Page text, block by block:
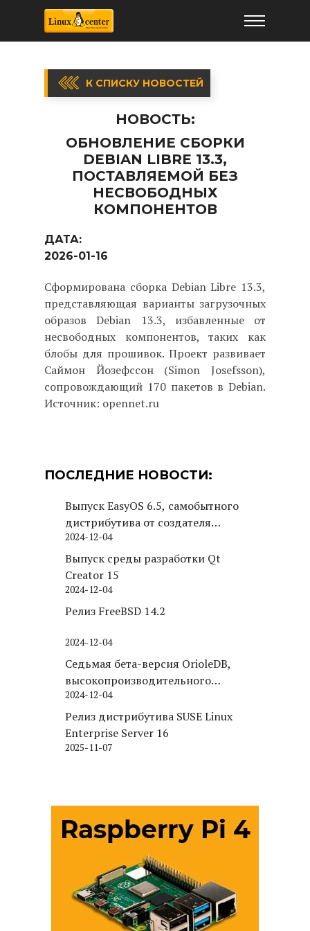
К СПИСКУ НОВОСТЕЙ
НОВОСТЬ:
ОБНОВЛЕНИЕ СБОРКИ
DEBIAN LIBRE 13.3,
ПОСТАВЛЯЕМОЙ БЕЗ
НЕСВОБОДНЫХ
КОМПОНЕНТОВ
ДАТА:
2026-01-16
Сформирована сборка Debian Libre 13.3,
представляющая варианты загрузочных
образов Debian 13.3, избавленные от
несвободных компонентов, таких как
блобы для прошивок. Проект развивает
Саймон Йозефссон (Simon Josefsson),
сопровождающий 170 пакетов в Debian.
Источник: opennet.ru
ПОСЛЕДНИЕ НОВОСТИ:
Выпуск EasyOS 6.5, самобытного
дистрибутива от создателя
Puppy Linux
2024-12-04
Выпуск среды разработки Qt
Creator 15
2024-12-04
Релиз FreeBSD 14.2
2024-12-04
Седьмая бета-версия OrioleDB,
высокопроизводительного
движка хранения для PostgreSQL
2024-12-04
Релиз дистрибутива SUSE Linux
Enterprise Server 16
2025-11-07